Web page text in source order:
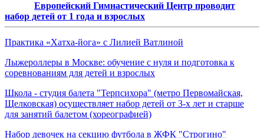
Европейский Гимнастический Центр проводит
набор детей от 1 года и взрослых
Практика «Хатха-йога» с Лилией Ватлиной
Лыжероллеры в Москве: обучение с нуля и подготовка к
соревнованиям для детей и взрослых
Школа - студия балета "Терпсихора" (метро Первомайская,
Щелковская) осуществляет набор детей от 3-х лет и старше
для занятий балетом (хореографией)
Набор девочек на секцию футбола в ЖФК "Строгино"